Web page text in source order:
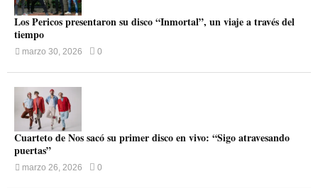
Los Pericos presentaron su disco “Inmortal”, un viaje a través del
tiempo
marzo 30, 2026 0
Cuarteto de Nos sacó su primer disco en vivo: “Sigo atravesando
puertas”
marzo 26, 2026 0